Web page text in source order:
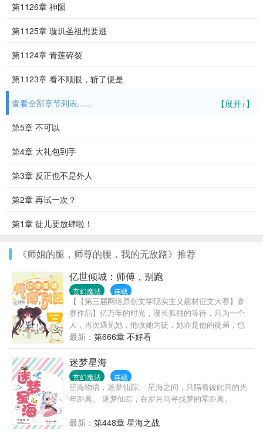
第1126章 神陨
第1125章 璇玑圣祖想要逃
第1124章 青莲碎裂
第1123章 看不顺眼，斩了便是
【展开+】
查看全部章节列表......
第5章 不可以
第4章 大礼包到手
第3章 反正也不是外人
第2章 再试一次？
第1章 徒儿要放肆啦！
《师姐的腿，师尊的腰，我的无敌路》推荐
亿世倾城：师傅，别跑
玄幻魔法 连载
【【第三届网络原创文学现实主义题材征文大赛】参
赛作品】亿万年的时光，漫长孤独的等待，只为一个
人，再次遇见她，他收她为徒，她亦是他的徒弟，也
是他的师傅。“师傅，你说师徒之间不可相恋，可我偏
偏与你一起，可好？”从此，他下套，她中招，不见了
一颗心，只因是他。被套路还不知道某痞子少女：“师
傅，我喜欢你！”某妖孽波澜不惊将美人抱入怀：“喜欢
我？”“嗯嗯！”“可不要后悔。”某个恢复记忆的上神，茫
然看着亦是徒弟亦是“师傅”的妖孽欲哭无泪：“靠！都
是套路！”某妖孽邪笑：“师傅，该回家了。”
最新： 第666章 不好看
迷梦星海
玄幻魔法 连载
星海物语，迷梦仙踪。 星海之间，只隔着彼此间的光
年距离。 迷梦仙踪，在岁月间寻找梦的零距离。
最新： 第448章 星海之战